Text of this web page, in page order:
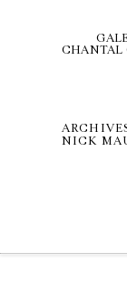
CHANTAL
NICK